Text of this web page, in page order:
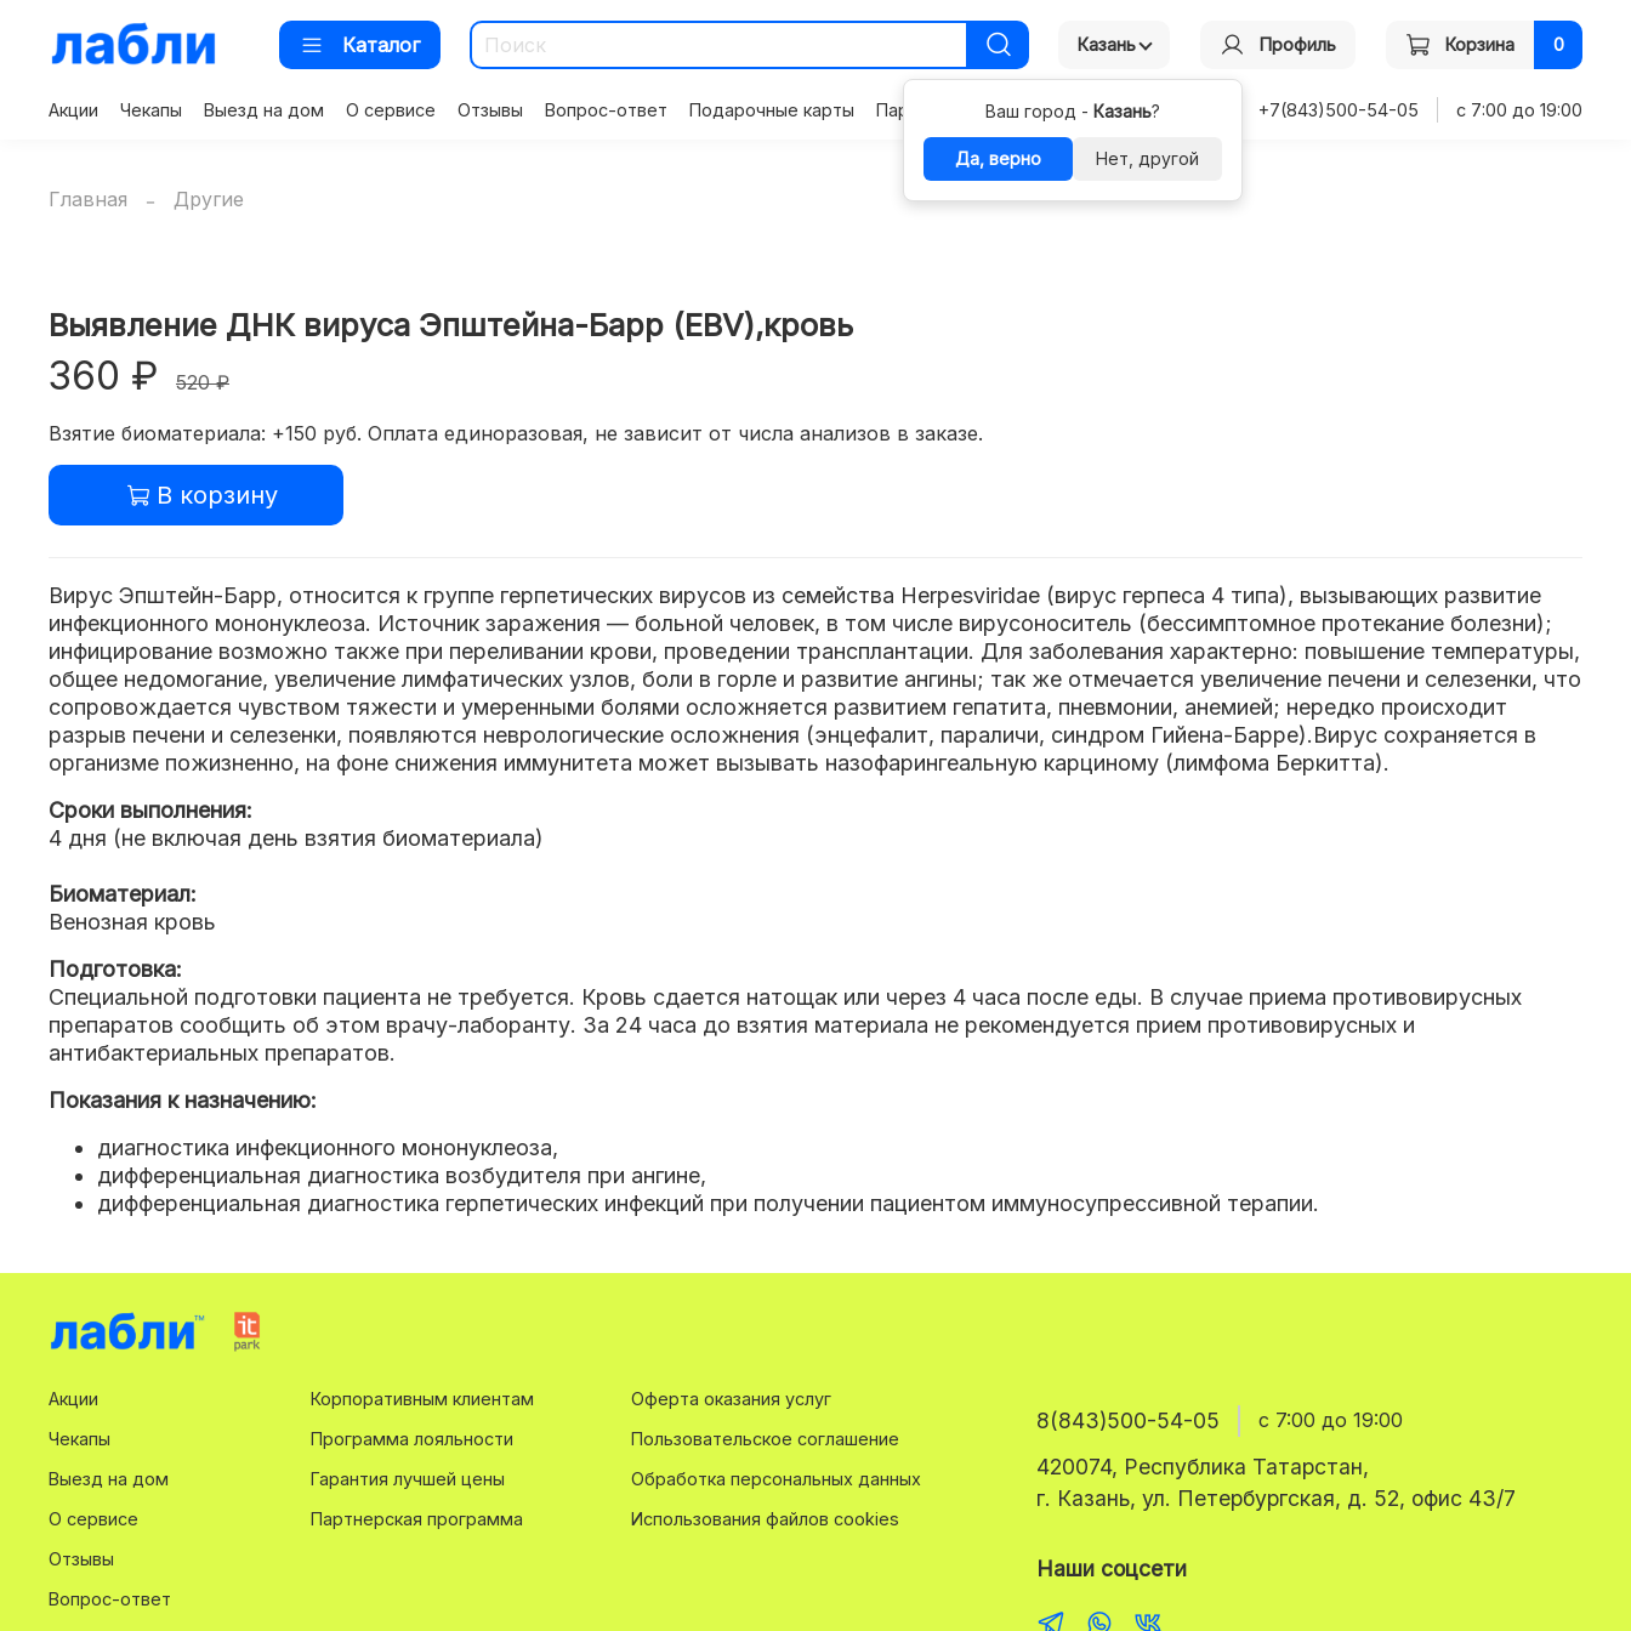
Каталог Казань
Ваш город - Казань?
Да, верно Нет, другой
Профиль Корзина 0
Акции Чекапы Выезд на дом О сервисе Отзывы Вопрос-ответ Подарочные карты Партнерам Контакты +7(843)500-54-05 с 7:00 до 19:00
Главная Другие
Выявление ДНК вируса Эпштейна-Барр (EBV),кровь
360 ₽ 520 ₽
Взятие биоматериала: +150 руб. Оплата единоразовая, не зависит от числа анализов в заказе.
В корзину
Вирус Эпштейн-Барр, относится к группе герпетических вирусов из семейства Herpesviridae (вирус герпеса 4 типа), вызывающих развитие
инфекционного мононуклеоза. Источник заражения — больной человек, в том числе вирусоноситель (бессимптомное протекание болезни);
инфицирование возможно также при переливании крови, проведении трансплантации. Для заболевания характерно: повышение температуры,
общее недомогание, увеличение лимфатических узлов, боли в горле и развитие ангины; так же отмечается увеличение печени и селезенки, что
сопровождается чувством тяжести и умеренными болями осложняется развитием гепатита, пневмонии, анемией; нередко происходит
разрыв печени и селезенки, появляются неврологические осложнения (энцефалит, параличи, синдром Гийена-Барре).Вирус сохраняется в
организме пожизненно, на фоне снижения иммунитета может вызывать назофарингеальную карциному (лимфома Беркитта).
Сроки выполнения:
4 дня (не включая день взятия биоматериала)
Биоматериал:
Венозная кровь
Подготовка:
Специальной подготовки пациента не требуется. Кровь сдается натощак или через 4 часа после еды. В случае приема противовирусных
препаратов сообщить об этом врачу-лаборанту. За 24 часа до взятия материала не рекомендуется прием противовирусных и
антибактериальных препаратов.
Показания к назначению:
диагностика инфекционного мононуклеоза,
дифференциальная диагностика возбудителя при ангине,
дифференциальная диагностика герпетических инфекций при получении пациентом иммуносупрессивной терапии.
Акции
Чекапы
Выезд на дом
О сервисе
Отзывы
Вопрос-ответ
Корпоративным клиентам
Программа лояльности
Гарантия лучшей цены
Партнерская программа
Оферта оказания услуг
Пользовательское соглашение
Обработка персональных данных
Использования файлов cookies
8(843)500-54-05 с 7:00 до 19:00
420074, Республика Татарстан,
г. Казань, ул. Петербургская, д. 52, офис 43/7
Наши соцсети